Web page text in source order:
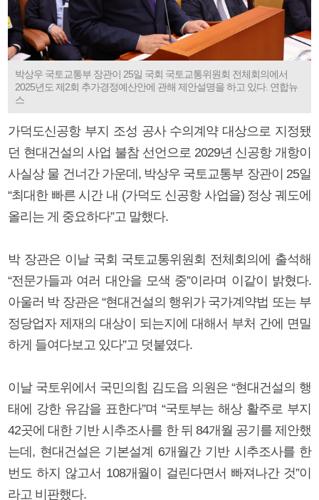
박상우 국토교통부 장관이 25일 국회 국토교통위원회 전체회의에서
2025년도 제2회 추가경정예산안에 관해 제안설명을 하고 있다. 연합뉴
스
가덕도신공항 부지 조성 공사 수의계약 대상으로 지정됐
던 현대건설의 사업 불참 선언으로 2029년 신공항 개항이
사실상 물 건너간 가운데, 박상우 국토교통부 장관이 25일
“최대한 빠른 시간 내 (가덕도 신공항 사업을) 정상 궤도에
올리는 게 중요하다”고 말했다.
박 장관은 이날 국회 국토교통위원회 전체회의에 출석해
“전문가들과 여러 대안을 모색 중”이라며 이같이 밝혔다.
아울러 박 장관은 “현대건설의 행위가 국가계약법 또는 부
정당업자 제재의 대상이 되는지에 대해서 부처 간에 면밀
하게 들여다보고 있다”고 덧붙였다.
이날 국토위에서 국민의힘 김도읍 의원은 “현대건설의 행
태에 강한 유감을 표한다”며 “국토부는 해상 활주로 부지
42곳에 대한 기반 시추조사를 한 뒤 84개월 공기를 제안했
는데, 현대건설은 기본설계 6개월간 기반 시추조사를 한
번도 하지 않고서 108개월이 걸린다면서 빠져나간 것”이
라고 비판했다.